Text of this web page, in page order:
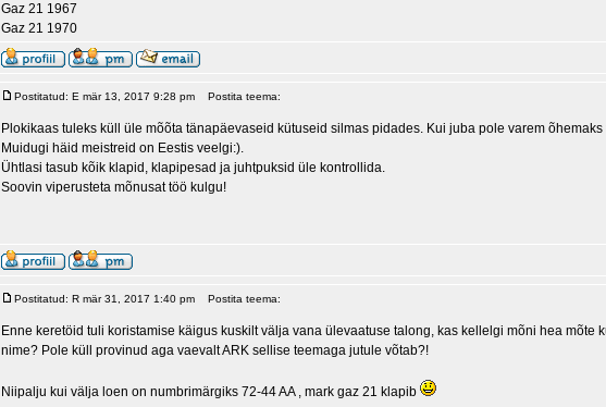
Gaz 21 1967
Gaz 21 1970
Postitatud: E mär 13, 2017 9:28 pm Postita teema:
Plokikaas tuleks küll üle mõõta tänapäevaseid kütuseid silmas pidades. Kui juba pole varem
Muidugi häid meistreid on Eestis veelgi:).
Ühtlasi tasub kõik klapid, klapipesad ja juhtpuksid üle kontrollida.
Soovin viperusteta mõnusat töö kulgu!
Postitatud: R mär 31, 2017 1:40 pm Postita teema:
Enne keretöid tuli koristamise käigus kuskilt välja vana ülevaatuse talong, kas kellelgi mõni hea
nime? Pole küll provinud aga vaevalt ARK sellise teemaga jutule võtab?!
Niipalju kui välja loen on numbrimärgiks 72-44 AA , mark gaz 21 klapib